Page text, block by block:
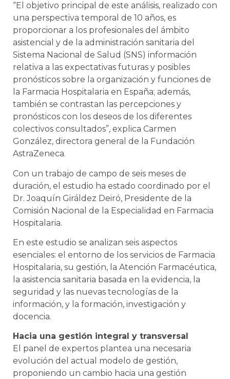
“El objetivo principal de este análisis, realizado con
una perspectiva temporal de 10 años, es
proporcionar a los profesionales del ámbito
asistencial y de la administración sanitaria del
Sistema Nacional de Salud (SNS) información
relativa a las expectativas futuras y posibles
pronósticos sobre la organización y funciones de
la Farmacia Hospitalaria en España; además,
también se contrastan las percepciones y
pronósticos con los deseos de los diferentes
colectivos consultados”, explica Carmen
González, directora general de la Fundación
AstraZeneca.
Con un trabajo de campo de seis meses de
duración, el estudio ha estado coordinado por el
Dr. Joaquín Giráldez Deiró, Presidente de la
Comisión Nacional de la Especialidad en Farmacia
Hospitalaria.
En este estudio se analizan seis aspectos
esenciales: el entorno de los servicios de Farmacia
Hospitalaria, su gestión, la Atención Farmacéutica,
la asistencia sanitaria basada en la evidencia, la
seguridad y las nuevas tecnologías de la
información, y la formación, investigación y
docencia.
Hacia una gestión integral y transversal
El panel de expertos plantea una necesaria
evolución del actual modelo de gestión,
proponiendo un cambio hacia una gestión